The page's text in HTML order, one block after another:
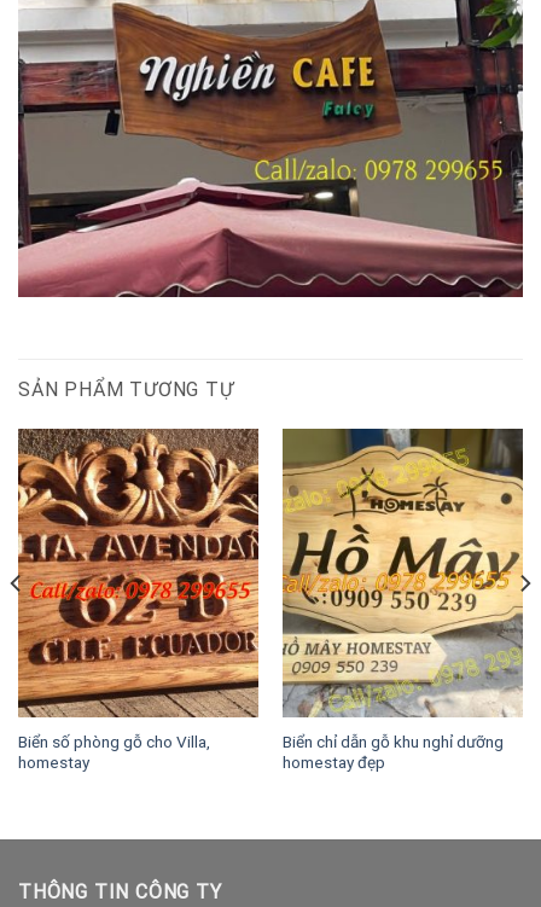
SẢN PHẨM TƯƠNG TỰ
Biển số phòng gỗ cho Villa,
homestay
Biển chỉ dẫn gỗ khu nghỉ dưỡng
homestay đẹp
THÔNG TIN CÔNG TY